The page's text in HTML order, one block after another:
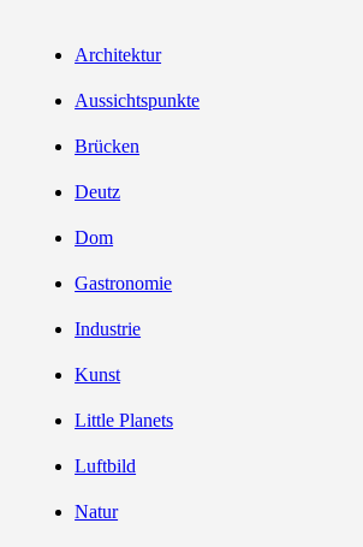
Architektur
Aussichtspunkte
Brücken
Deutz
Dom
Gastronomie
Industrie
Kunst
Little Planets
Luftbild
Natur